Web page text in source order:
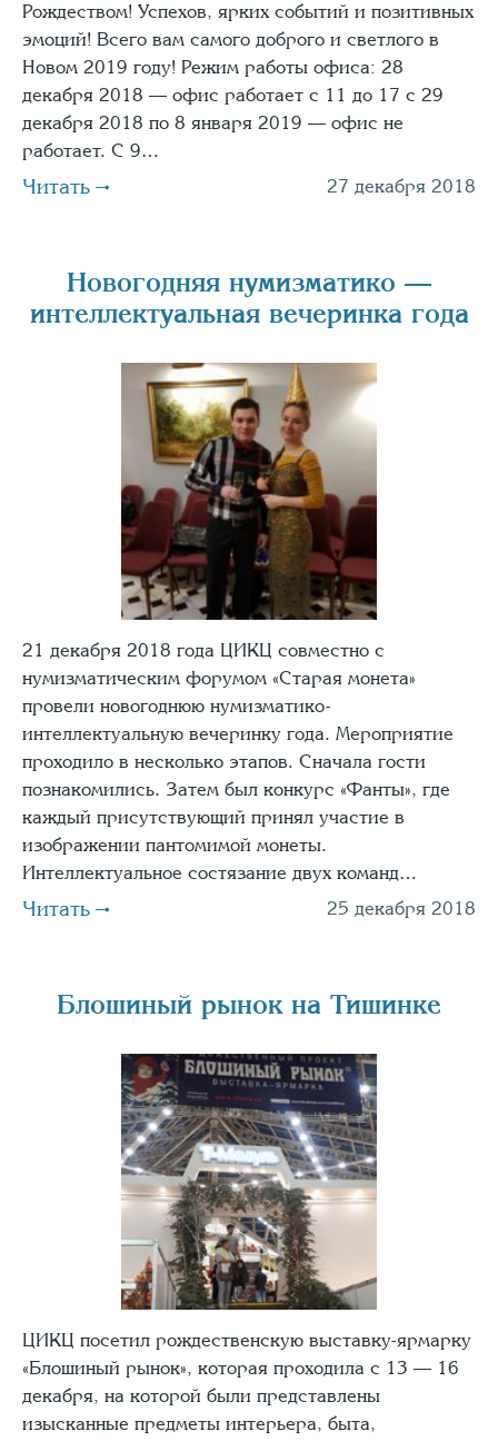
Рождеством! Успехов, ярких событий и позитивных
эмоций! Всего вам самого доброго и светлого в
Новом 2019 году! Режим работы офиса: 28
декабря 2018 — офис работает с 11 до 17 с 29
декабря 2018 по 8 января 2019 — офис не
работает. С 9…
Читать 27 декабря 2018
Новогодняя нумизматико —
интеллектуальная вечеринка года
21 декабря 2018 года ЦИКЦ совместно с
нумизматическим форумом «Старая монета»
провели новогоднюю нумизматико-
интеллектуальную вечеринку года. Мероприятие
проходило в несколько этапов. Сначала гости
познакомились. Затем был конкурс «Фанты», где
каждый присутствующий принял участие в
изображении пантомимой монеты.
Интеллектуальное состязание двух команд…
Читать 25 декабря 2018
Блошиный рынок на Тишинке
ЦИКЦ посетил рождественскую выставку-ярмарку
«Блошиный рынок», которая проходила с 13 — 16
декабря, на которой были представлены
изысканные предметы интерьера, быта,